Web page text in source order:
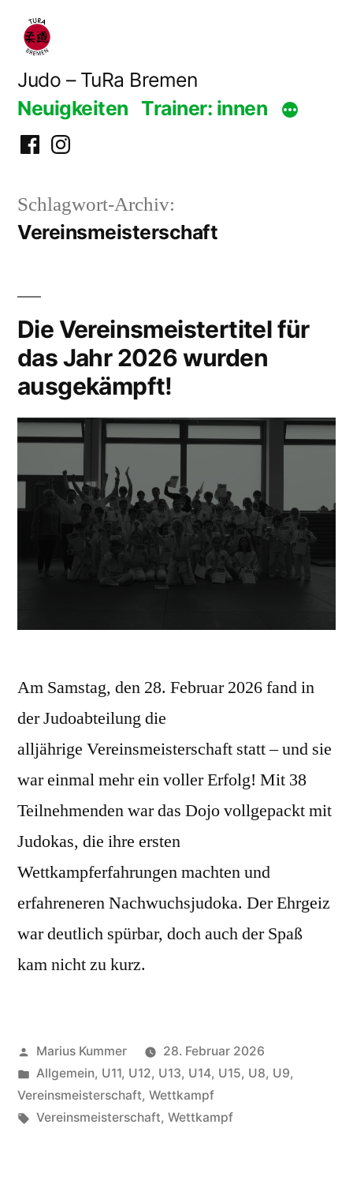
Zum
Inhalt
springen
Judo – TuRa Bremen
Neuigkeiten Trainer: innen
FacebookInstagram
Schlagwort-Archiv:
Vereinsmeisterschaft
Die Vereinsmeistertitel für
das Jahr 2026 wurden
ausgekämpft!
Am Samstag, den 28. Februar 2026 fand in
der Judoabteilung die
alljährige Vereinsmeisterschaft statt – und sie
war einmal mehr ein voller Erfolg! Mit 38
Teilnehmenden war das Dojo vollgepackt mit
Judokas, die ihre ersten
Wettkampferfahrungen machten und
erfahreneren Nachwuchsjudoka. Der Ehrgeiz
war deutlich spürbar, doch auch der Spaß
kam nicht zu kurz.
Veröffentlicht
von
Marius Kummer
28. Februar 2026
Veröffentlicht
unter
Allgemein, U11, U12, U13, U14, U15, U8, U9,
Vereinsmeisterschaft, Wettkampf
Schlagwörter:
Vereinsmeisterschaft, Wettkampf